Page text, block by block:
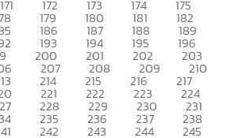
171 172 173 174 175
179 180 181 182
186 187 188 189
193 194 195 196
200 201 202 203
207 208 209 210
214 215 216 217
221 222 223 224
228 229 230 231
235 236 237 238
242 243 244 245